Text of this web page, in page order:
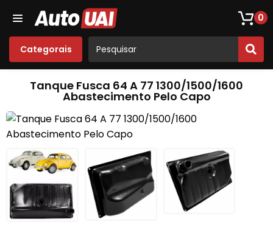
0
Categorais
Loja De Peças De Fusca Som
Tanque Fusca 64 A 77 1300/1500/1600
Abastecimento Pelo Capo